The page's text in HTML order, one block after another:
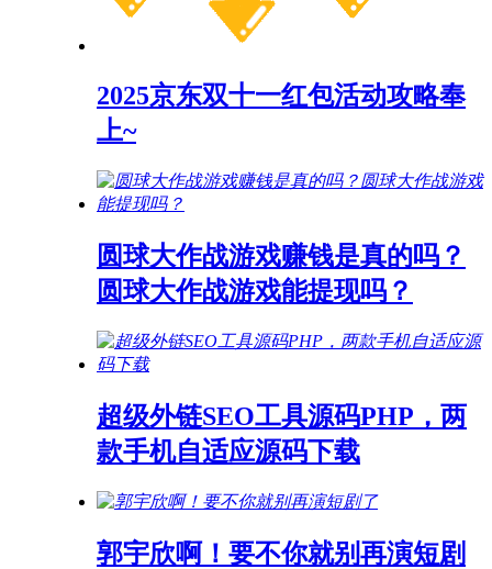
2025京东双十一红包活动攻略奉
上~
圆球大作战游戏赚钱是真的吗？
圆球大作战游戏能提现吗？
超级外链SEO工具源码PHP，两
款手机自适应源码下载
郭宇欣啊！要不你就别再演短剧